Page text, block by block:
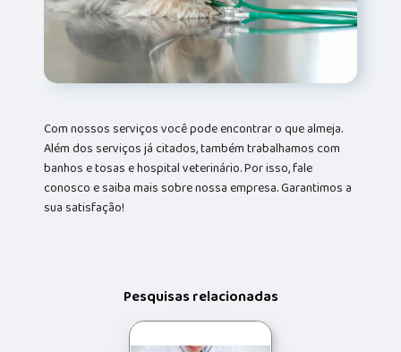
Com nossos serviços você pode encontrar o que almeja.
Além dos serviços já citados, também trabalhamos com
banhos e tosas e hospital veterinário. Por isso, fale
conosco e saiba mais sobre nossa empresa. Garantimos a
sua satisfação!
Pesquisas relacionadas